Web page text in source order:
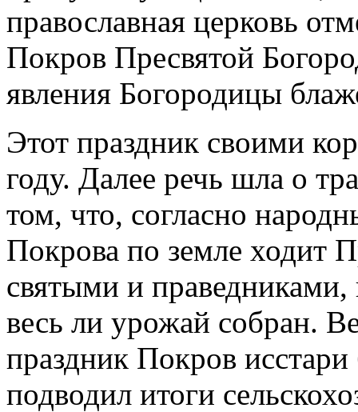
православная церковь
Покров Пресвятой
явления Богородицы
Этот праздник своими
году. Далее речь шла о
том, что, согласно
Покрова по земле ходит
святыми и праведниками,
весь ли урожай собран.
праздник Покров
подводил итоги